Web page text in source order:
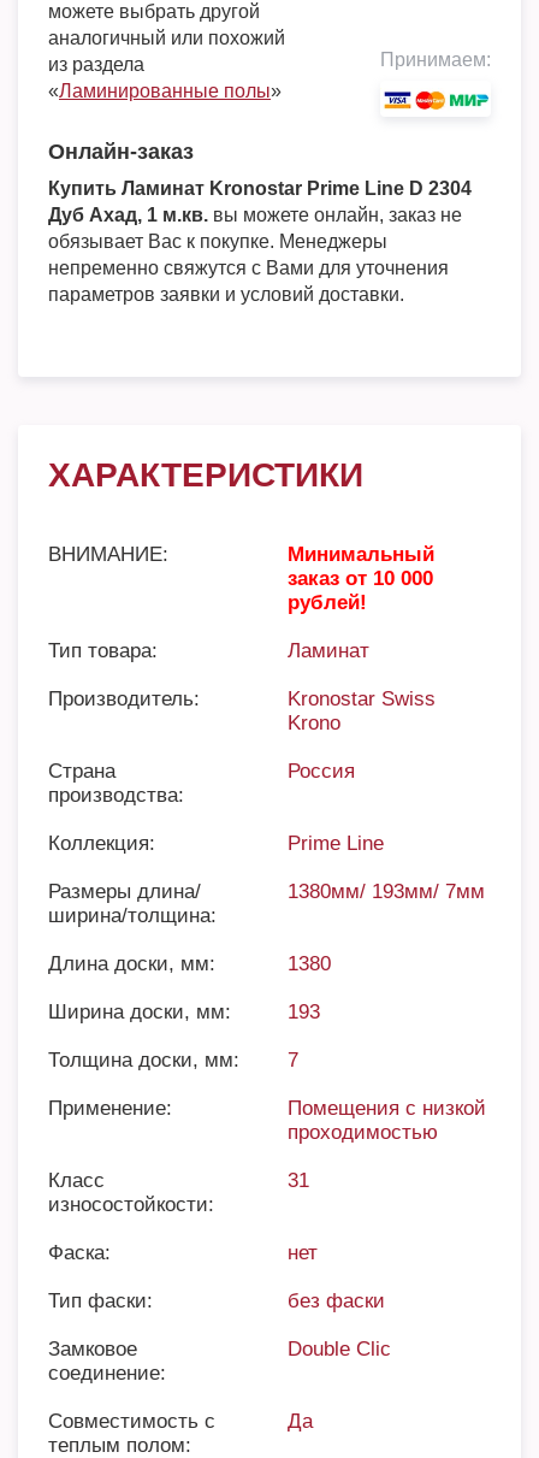
можете выбрать другой
аналогичный или похожий
из раздела
«Ламинированные полы»
Принимаем:
Онлайн-заказ
Купить Ламинат Kronostar Prime Line D 2304
Дуб Ахад, 1 м.кв. вы можете онлайн, заказ не
обязывает Вас к покупке. Менеджеры
непременно свяжутся с Вами для уточнения
параметров заявки и условий доставки.
ХАРАКТЕРИСТИКИ
ВНИМАНИЕ:
Минимальный
заказ от 10 000
рублей!
Тип товара: Ламинат
Производитель:
Kronostar Swiss
Krono
Страна
производства:
Россия
Коллекция: Prime Line
Размеры длина/
ширина/толщина:
1380мм/ 193мм/ 7мм
Длина доски, мм: 1380
Ширина доски, мм: 193
Толщина доски, мм: 7
Применение:
Помещения с низкой
проходимостью
Класс
износостойкости:
31
Фаска: нет
Тип фаски: без фаски
Замковое
соединение:
Double Clic
Совместимость с
теплым полом:
Да